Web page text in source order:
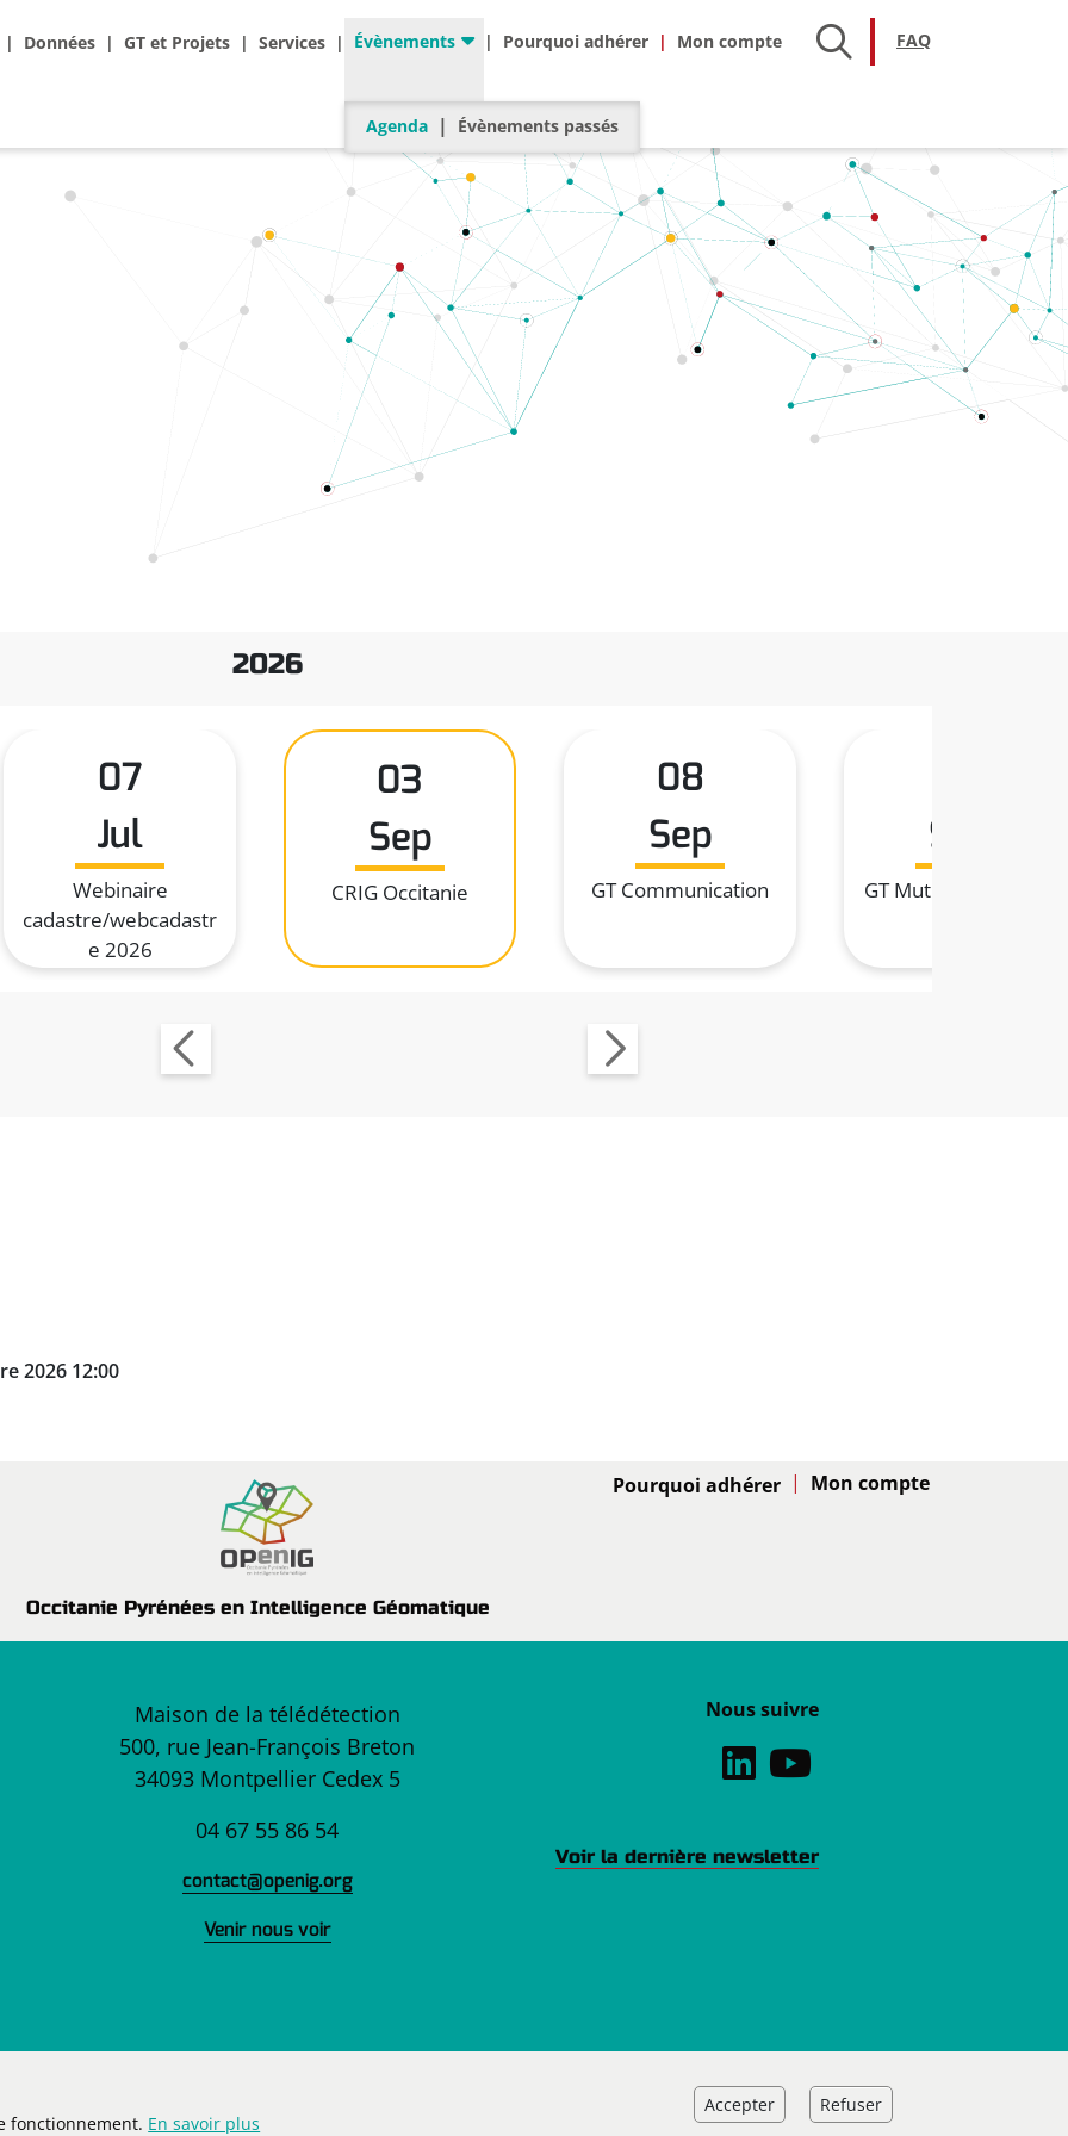
Données GT et Projets Services Évènements
Agenda Évènements passés
Actualités
Adhésion
Pourquoi adhérer FAQFAQ
2026
07
Jul
Webinaire
cadastre/webcadastr
e 2026
03
Sep
CRIG Occitanie
08
Sep
GT Communication
Sep
GT Mutualisation n°3
2026 12:00
Occitanie Pyrénées en Intelligence Géomatique
Adhésion
Pourquoi adhérer
Maison de la télédétection
500, rue Jean-François Breton
34093 Montpellier Cedex 5
04 67 55 86 54
contact@openig.org
Venir nous voir
Nous suivre
Voir la dernière newsletter
Mentions légales Plan du site
fonctionnement. En savoir plus
Accepter Refuser